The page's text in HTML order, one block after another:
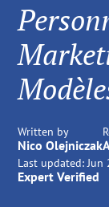
Written by
Nico Olejniczak
Last updated: Jun
Expert Verified